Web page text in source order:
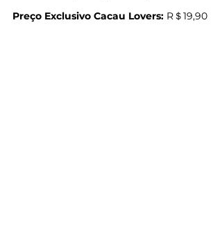
Preço Exclusivo Cacau Lovers: R＄19,90